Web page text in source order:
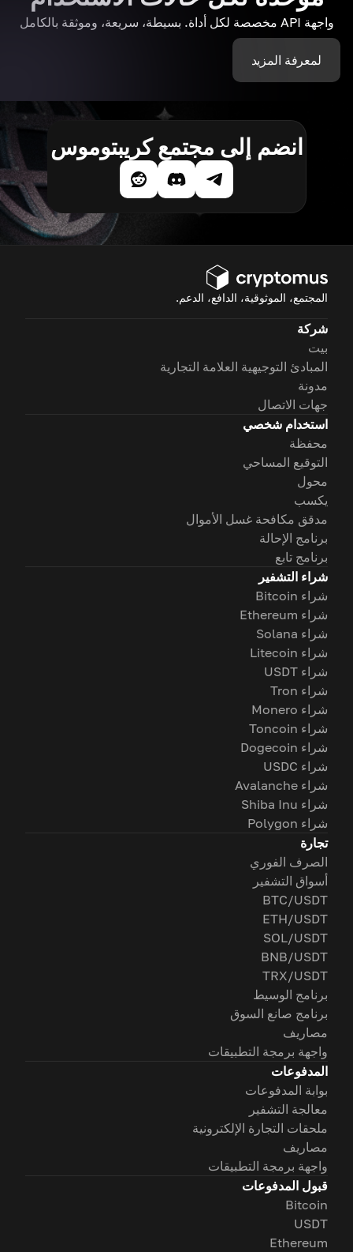
واجهة API مخصصة لكل أداة. بسيطة، سريعة، وموثقة بالكامل
لمعرفة المزيد
انضم إلى مجتمع كريبتوموس
المجتمع، الموثوقية، الدافع، الدعم.
شركة
بيت
المبادئ التوجيهية العلامة التجارية
مدونة
جهات الاتصال
استخدام شخصي
محفظة
التوقيع المساحي
محول
يكسب
مدقق مكافحة غسل الأموال
برنامج الإحالة
برنامج تابع
شراء التشفير
شراء Bitcoin
شراء Ethereum
شراء Solana
شراء Litecoin
شراء USDT
شراء Tron
شراء Monero
شراء Toncoin
شراء Dogecoin
شراء USDC
شراء Avalanche
شراء Shiba Inu
شراء Polygon
تجارة
الصرف الفوري
أسواق التشفير
BTC/USDT
ETH/USDT
SOL/USDT
BNB/USDT
TRX/USDT
برنامج الوسيط
برنامج صانع السوق
مصاريف
واجهة برمجة التطبيقات
المدفوعات
بوابة المدفوعات
معالجة التشفير
ملحقات التجارة الإلكترونية
مصاريف
واجهة برمجة التطبيقات
قبول المدفوعات
Bitcoin
USDT
Ethereum